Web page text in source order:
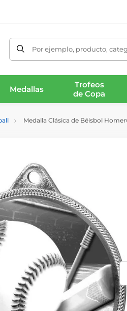
Por ejemplo, producto,
Medallas
Trofeos
de Copa
Medalla Clásica de Béisbol